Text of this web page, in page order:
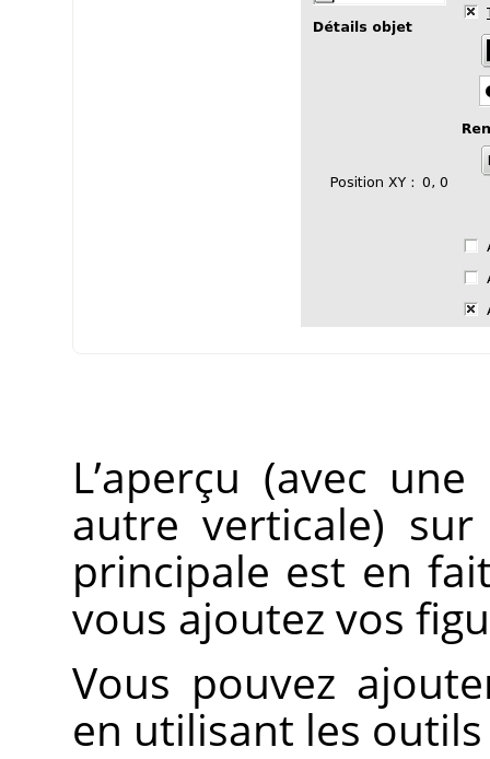
L’aperçu (avec
autre verticale)
principale est en
vous ajoutez vos
Vous pouvez
en utilisant les outils